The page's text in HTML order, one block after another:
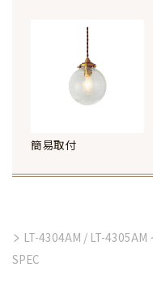
簡易取付
LT-4304AM / LT-
SPEC